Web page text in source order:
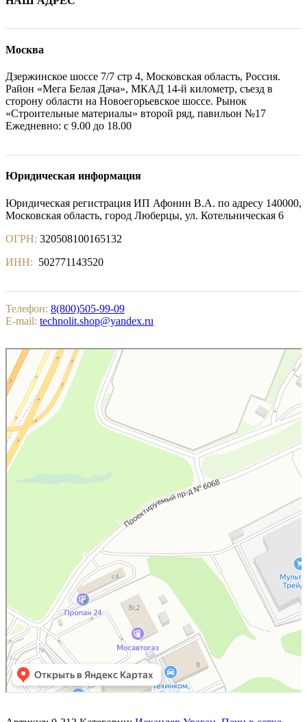
Москва
Дзержинское шоссе 7/7 стр 4, Московская область, Россия.
Район «Мега Белая Дача», МКАД 14-й километр, съезд в
сторону области на Новоегорьевское шоссе. Рынок
«Строительные материалы» второй ряд, павильон №17
Ежедневно: с 9.00 до 18.00
Юридическая информация
Юридическая регистрация ИП Афонин В.А. по адресу 140000,
Московская область, город Люберцы, ул. Котельническая 6
ОГРН: 320508100165132
ИНН: 502771143520
Телефон: 8(800)505-99-09
E-mail: technolit.shop@yandex.ru
Котельники
Яндекс.Карты — поиск мест и адресов, городской транспорт